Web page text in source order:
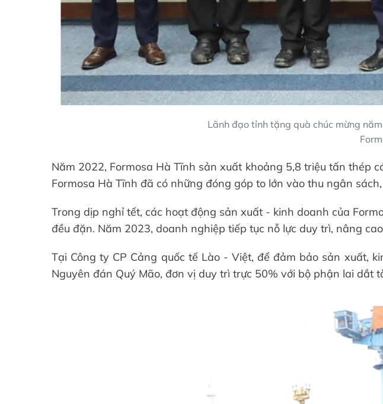
Lãnh đạo tỉnh tặng quà chúc mừng
Năm 2022, Formosa Hà Tĩnh sản xuất khoảng 5,8 triệu tấn thép
Formosa Hà Tĩnh đã có những đóng góp to lớn vào thu ngân
Trong dịp nghỉ tết, các hoạt động sản xuất - kinh doanh của
đều đặn. Năm 2023, doanh nghiệp tiếp tục nỗ lực duy trì, nâng
Tại Công ty CP Cảng quốc tế Lào - Việt, để đảm bảo sản xuất,
Nguyên đán Quý Mão, đơn vị duy trì trực 50% với bộ phận lai dắt